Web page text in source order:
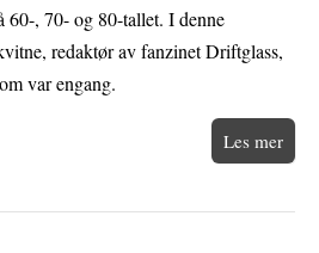
60-, 70- og 80-tallet. I denne
redaktør av fanzinet Driftglass,
var engang.
Les mer